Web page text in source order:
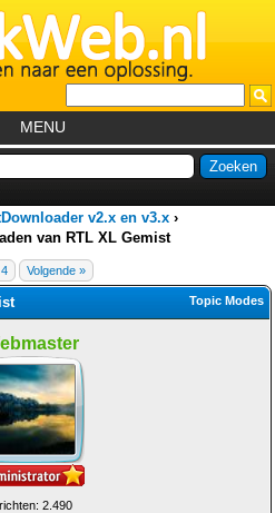
MENU
Foutcodes
Helpdesks
Forum
v2.x en v3.x ›
van RTL XL Gemist
4 Volgende »
Topic Modes
2.490